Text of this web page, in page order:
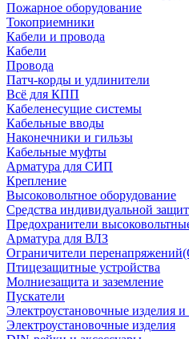
Пожарное оборудование
Токоприемники
Кабели и провода
Кабели
Провода
Патч-корды и удлинители
Всё для КПП
Кабеленесущие системы
Кабельные вводы
Наконечники и гильзы
Кабельные муфты
Арматура для СИП
Крепление
Высоковольтное оборудование
Средства индивидуальной
Предохранители
Арматура для ВЛЗ
Ограничители
Птицезащитные устройства
Молниезащита и заземление
Пускатели
Электроустановочные изделия
Электроустановочные изделия